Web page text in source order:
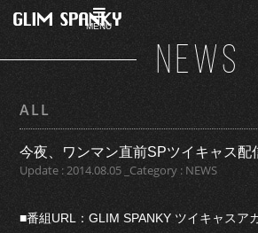
MENU
NEWS
ALL
今夜、ワンマン直前SPツイキャス配
Update : 2014.08.05 _Category : NEWS
■番組URL：GLIM SPANKY ツイキャスア